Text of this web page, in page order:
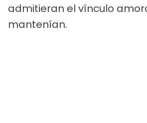
admitieran el vínculo
mantenían.